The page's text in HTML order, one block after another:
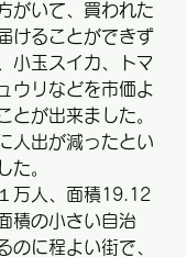
がいて、買われた
けることができず
小玉スイカ、トマ
ウリなどを市価よ
とが出来ました。
人出が減ったとい
た。
万人、面積19.12
積の小さい自治
のに程よい街で、